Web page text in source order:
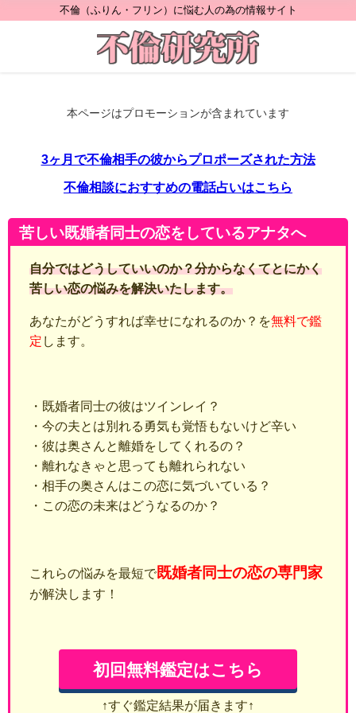
不倫（ふりん・フリン）に悩む人の為の情報サイト
本ページはプロモーションが含まれています
3ヶ月で不倫相手の彼からプロポーズされた方法
不倫相談におすすめの電話占いはこちら
苦しい既婚者同士の恋をしているアナタへ
自分ではどうしていいのか？分からなくてとにかく
苦しい恋の悩みを解決いたします。
あなたがどうすれば幸せになれるのか？を無料で鑑
定 します。
・既婚者同士の彼はツインレイ？
・今の夫とは別れる勇気も覚悟もないけど辛い
・彼は奥さんと離婚をしてくれるの？
・離れなきゃと思っても離れられない
・相手の奥さんはこの恋に気づいている？
・この恋の未来はどうなるのか？
これらの悩みを最短で既婚者同士の恋の専門家
が解決します！
初回無料鑑定はこちら
↑すぐ鑑定結果が届きます↑